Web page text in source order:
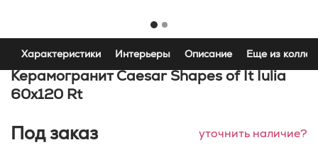
Характеристики Интерьеры Описание Еще из
Керамогранит Caesar Shapes of It Iulia
60x120 Rt
Под заказ уточнить наличие?